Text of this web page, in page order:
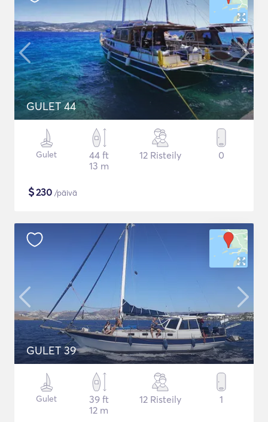
GULET 44
Gulet
44 ft
13 m
12 Risteily 0
$230 /päivä
GULET 39
Gulet
39 ft
12 m
12 Risteily 1